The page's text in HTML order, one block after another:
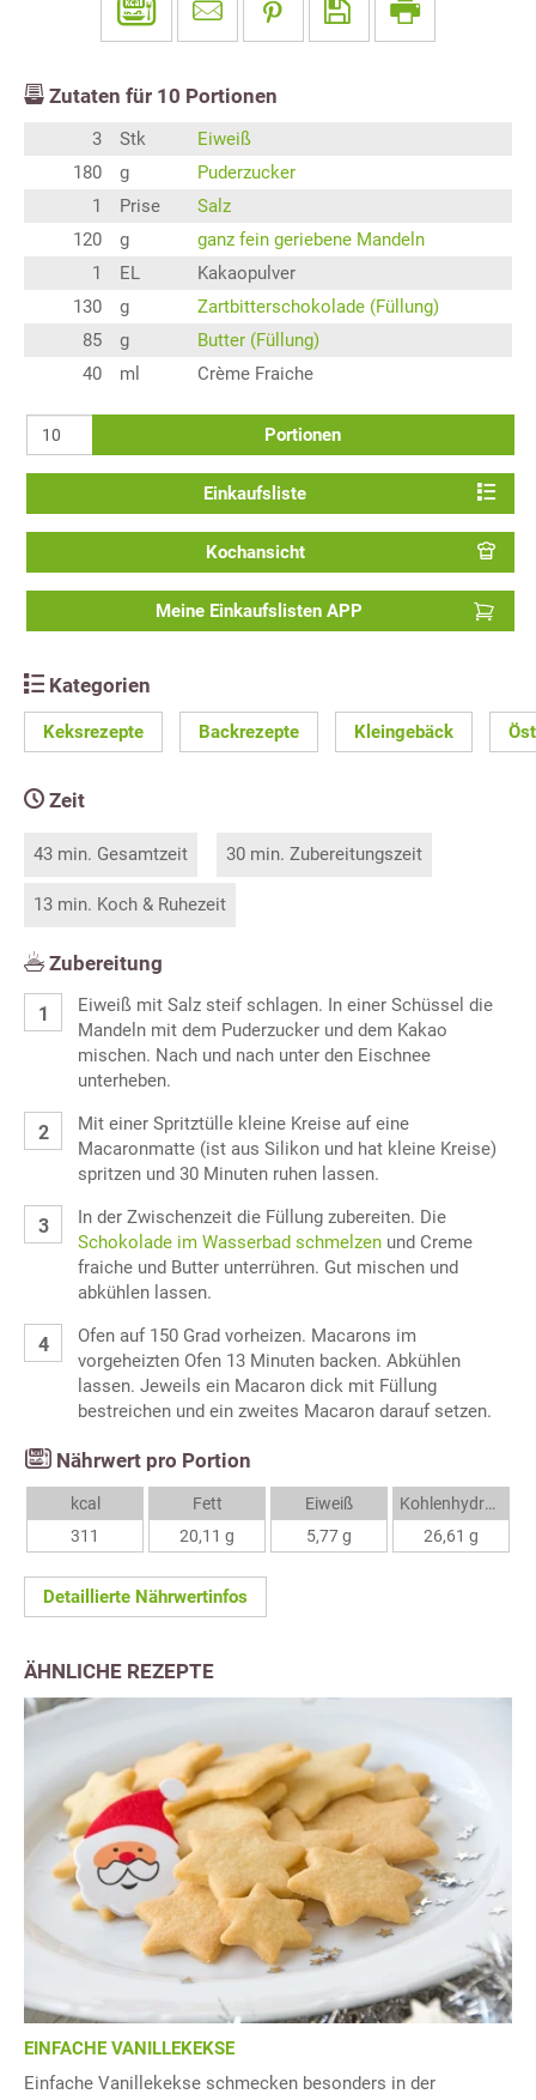
Zutaten für 10 Portionen
3 Stk
Eiweiß
180
g
Puderzucker
1
Prise
Salz
120
g
ganz fein geriebene Mandeln
1
EL
Kakaopulver
130
g
Zartbitterschokolade (Füllung)
85
g
Butter (Füllung)
40
ml Crème Fraiche
Portionen
Einkaufsliste
Kochansicht
Meine Einkaufslisten APP
Kategorien
Keksrezepte Backrezepte Kleingebäck
Zeit
43 min. Gesamtzeit 30 min. Zubereitungszeit
13 min. Koch & Ruhezeit
Zubereitung
Eiweiß mit Salz steif schlagen. In einer Schüssel die
Mandeln mit dem Puderzucker und dem Kakao
mischen. Nach und nach unter den Eischnee
unterheben.
Mit einer Spritztülle kleine Kreise auf eine
Macaronmatte (ist aus Silikon und hat kleine Kreise)
spritzen und 30 Minuten ruhen lassen.
In der Zwischenzeit die Füllung zubereiten. Die
Schokolade im Wasserbad schmelzen und Creme
fraiche und Butter unterrühren. Gut mischen und
abkühlen lassen.
Ofen auf 150 Grad vorheizen. Macarons im
vorgeheizten Ofen 13 Minuten backen. Abkühlen
lassen. Jeweils ein Macaron dick mit Füllung
bestreichen und ein zweites Macaron darauf setzen.
Nährwert pro Portion
kcal
311
Fett
20,11 g
Eiweiß
5,77 g
Kohlenhydrate
26,61 g
Detaillierte Nährwertinfos
ÄHNLICHE REZEPTE
EINFACHE VANILLEKEKSE
Einfache Vanillekekse schmecken besonders in der